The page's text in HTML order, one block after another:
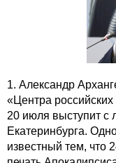
1. Александр
«Центра
20 июля выступит с
Екатеринбурга.
известный тем, что